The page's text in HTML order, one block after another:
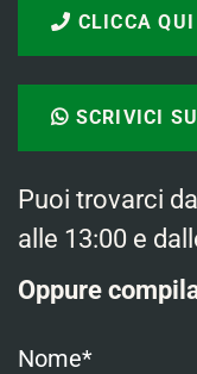
CLICCA
SCRIVICI
Puoi trovarci
alle 13:00 e
Oppure
Nome*